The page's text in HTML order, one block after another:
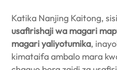
Katika Nanjing Kaitong,
usafirishaji wa magari
magari yaliyotumika,
kimataifa ambalo mara